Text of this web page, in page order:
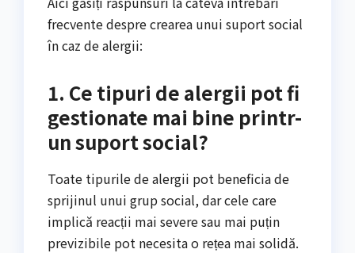
frecvente despre crearea unui suport social
în caz de alergii:
1. Ce tipuri de alergii pot fi
gestionate mai bine printr-
un suport social?
Toate tipurile de alergii pot beneficia de
sprijinul unui grup social, dar cele care
implică reacții mai severe sau mai puțin
previzibile pot necesita o rețea mai solidă.